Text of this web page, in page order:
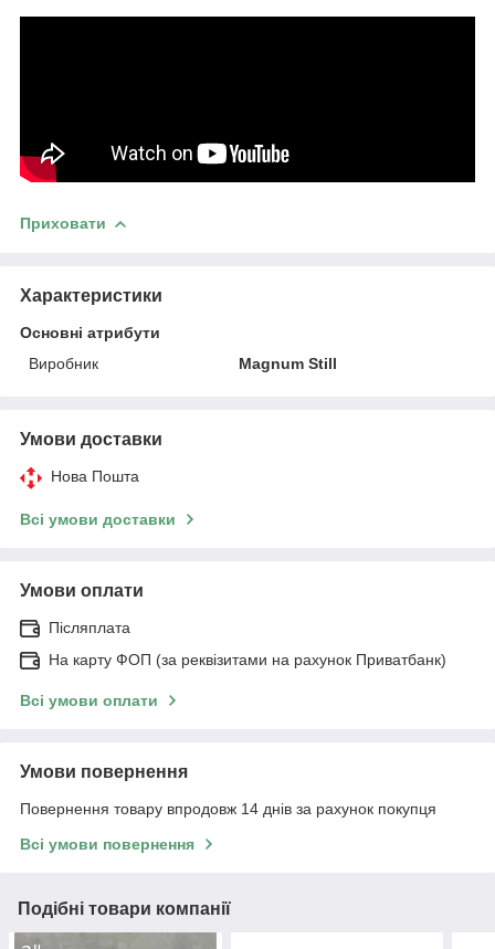
Приховати
Характеристики
Основні атрибути
Виробник
Magnum Still
Умови доставки
Нова Пошта
Всі умови доставки
Умови оплати
Післяплата
На карту ФОП (за реквізитами на рахунок Приватбанк)
Всі умови оплати
Умови повернення
Повернення товару впродовж 14 днів за рахунок покупця
Всі умови повернення
Подібні товари компанії